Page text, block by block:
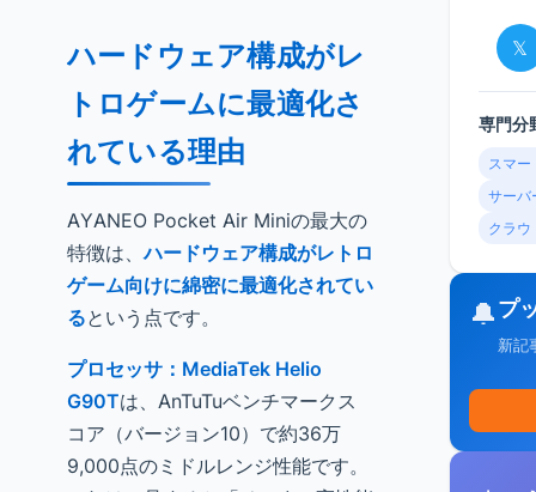
ハードウェア構成がレ
トロゲームに最適化さ
れている理由
AYANEO Pocket Air Miniの最大の
特徴は、ハードウェア構成がレトロ
ゲーム向けに綿密に最適化されてい
るという点です。
プロセッサ：MediaTek Helio
G90Tは、AnTuTuベンチマークス
コア（バージョン10）で約36万
9,000点のミドルレンジ性能です。
𝕏
専門分
スマー
サーバ
クラウ
🔔プ
新記